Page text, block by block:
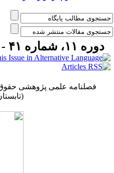
دوره ۱۱، شماره ۴۱ - ( تابستان ۱۳۹۶ )
(تابستان ۱۳۹۶)